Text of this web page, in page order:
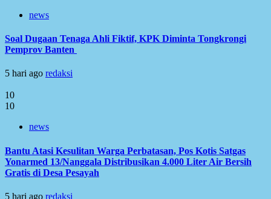
news
Soal Dugaan Tenaga Ahli Fiktif, KPK Diminta Tongkrongi
Pemprov Banten
5 hari ago redaksi
10
10
news
Bantu Atasi Kesulitan Warga Perbatasan, Pos Kotis Satgas
Yonarmed 13/Nanggala Distribusikan 4.000 Liter Air Bersih
Gratis di Desa Pesayah
5 hari ago redaksi